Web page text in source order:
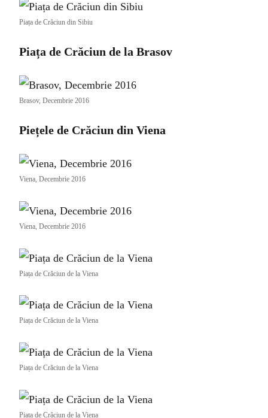
Piața de Crăciun din Sibiu
Piața de Crăciun de la Brasov
Brasov, Decembrie 2016
Piețele de Crăciun din Viena
Viena, Decembrie 2016
Viena, Decembrie 2016
Piața de Crăciun de la Viena
Piața de Crăciun de la Viena
Piața de Crăciun de la Viena
Piața de Crăciun de la Viena